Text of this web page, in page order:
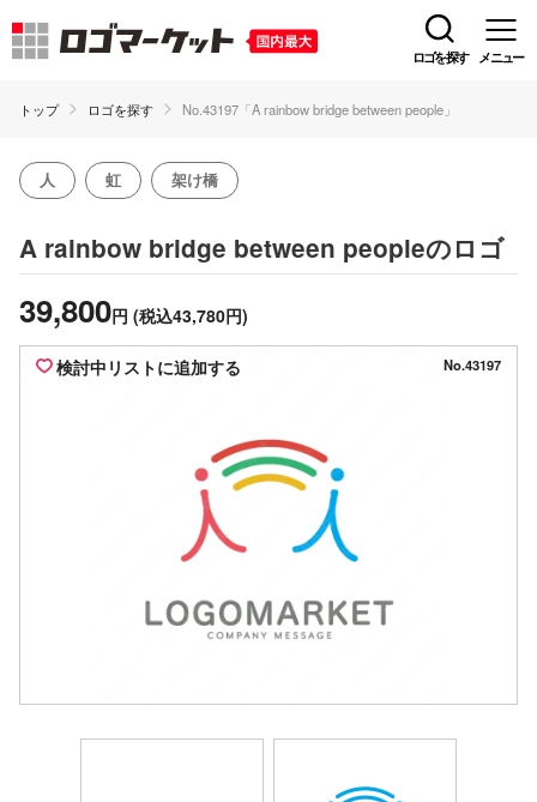
ロゴを探す メニュー
トップ ロゴを探す No.43197「A rainbow bridge between people」
人 虹 架け橋
A rainbow bridge between peopleのロゴ
39,800円 (税込43,780円)
検討中リストに追加する No.43197